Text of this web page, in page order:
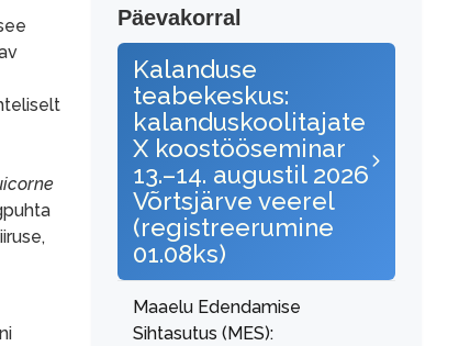
Päevakorral
Kalanduse
teabekeskus:
kalanduskoolitajate
X koostööseminar
13.–14. augustil 2026
Võrtsjärve veerel
(registreerumine
01.08ks)
Maaelu Edendamise
Sihtasutus (MES):